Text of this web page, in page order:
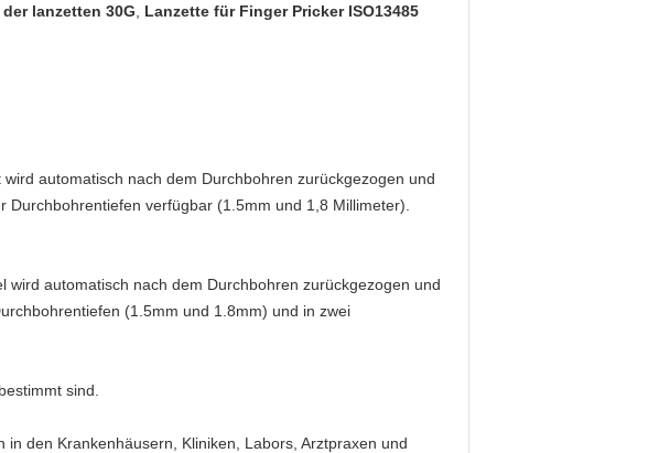
lanzetten 30G
Lanzette für Finger Pricker ISO13485
automatisch nach dem Durchbohren zurückgezogen und
verfügbar (1.5mm und 1,8 Millimeter).
automatisch nach dem Durchbohren zurückgezogen und
(1.5mm und 1.8mm) und in zwei
sind.
den Krankenhäusern, Kliniken, Labors, Arztpraxen und